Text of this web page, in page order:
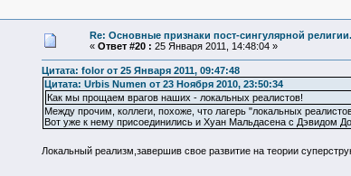
Re: Основные признаки пост-сингулярной
« Ответ #20 : 25 Января 2011, 14:48:04 »
Цитата: folor от 25 Января 2011, 09:47:48
Цитата: Urbis Numen от 23 Ноября 2010, 23:50:34
Как мы прощаем врагов наших - локальных реалистов!
Между прочим, коллеги, похоже, что лагерь "локальных
Вот уже к нему присоединились и Хуан Мальдасена с Дэвидом
Локальный реализм,завершив свое развитие на теории